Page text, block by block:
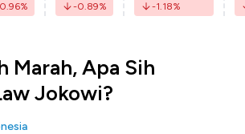
% -0.89% -1.18%
Marah, Apa Sih
Jokowi?